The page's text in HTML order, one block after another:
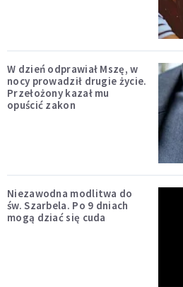
W dzień odprawiał Mszę, w
nocy prowadził drugie życie.
Przełożony kazał mu
opuścić zakon
Niezawodna modlitwa do
św. Szarbela. Po 9 dniach
mogą dziać się cuda